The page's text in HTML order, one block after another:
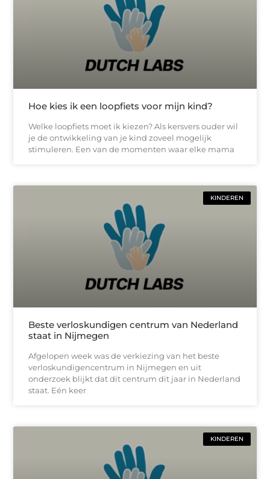
Hoe kies ik een loopfiets voor mijn kind?
Welke loopfiets moet ik kiezen? Als kersvers ouder wil
je de ontwikkeling van je kind zoveel mogelijk
stimuleren. Een van de momenten waar elke mama
KINDEREN
Beste verloskundigen centrum van Nederland
staat in Nijmegen
Afgelopen week was de verkiezing van het beste
verloskundigencentrum in Nijmegen en uit
onderzoek blijkt dat dit centrum dit jaar in Nederland
staat. Eén keer
KINDEREN